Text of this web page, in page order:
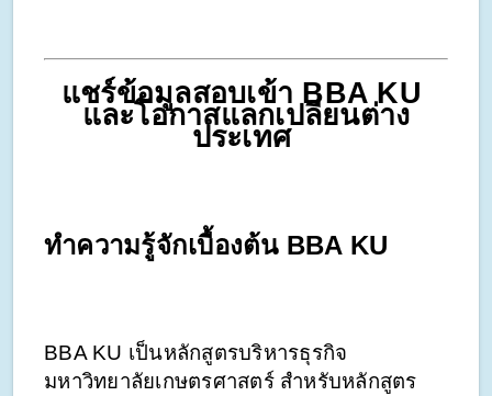
แชร์ข้อมูลสอบเข้า BBA KU
และโอกาสแลกเปลี่ยนต่าง
ประเทศ
ทำความรู้จักเบื้องต้น BBA KU
BBA KU เป็นหลักสูตรบริหารธุรกิจ
มหาวิทยาลัยเกษตรศาสตร์ สำหรับหลักสูตร